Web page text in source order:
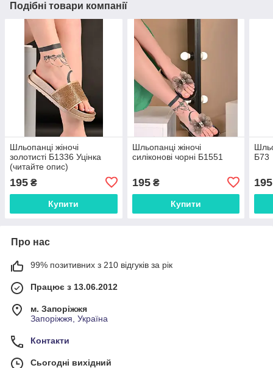
Подібні товари компанії
Шльопанці жіночі
золотисті Б1336 Уцінка
(читайте опис)
195 ₴
Купити
Шльопанці жіночі
силіконові чорні Б1551
195₴
Купити
Б73
195
Про нас
99% позитивних з 210 відгуків за рік
Працює з 13.06.2012
м. Запоріжжя
Запоріжжя, Україна
Контакти
Сьогодні вихідний